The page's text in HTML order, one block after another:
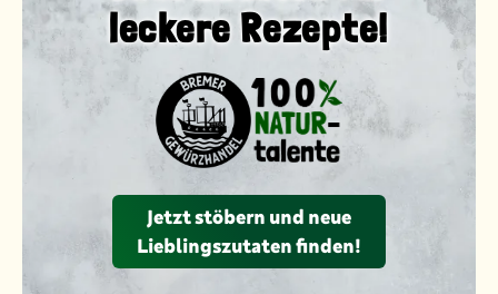
leckere Rezepte!
Jetzt stöbern und neue
Lieblingszutaten finden!